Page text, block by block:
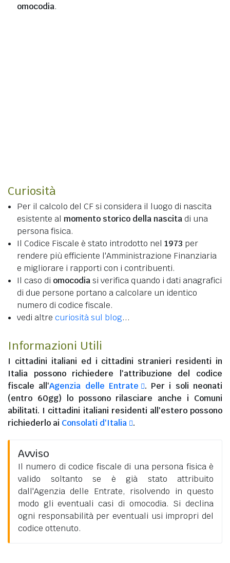
omocodia.
Curiosità
Per il calcolo del CF si considera il luogo di nascita
esistente al momento storico della nascitadi una
persona fisica.
Il Codice Fiscale è stato introdotto nel 1973 per
rendere più efficiente l'Amministrazione Finanziaria
e migliorare i rapporti con i contribuenti.
Il caso di omocodiasi verifica quando i dati anagrafici
di due persone portano a calcolare un identico
numero di codice fiscale.
vedi altre curiosità sul blog...
Informazioni Utili
I cittadini italiani ed i cittadini stranieri residenti in
Italia possono richiedere l'attribuzione del codice
fiscale all'Agenzia delle Entrate
. Per i soli neonati
(entro 60gg) lo possono rilasciare anche i Comuni
abilitati. I cittadini italiani residenti all'esteropossono
richiederlo ai Consolati d'Italia .
Avviso
Il numero di codice fiscale di una persona fisica è
valido soltanto se è già stato attribuito
dall'Agenzia delle Entrate, risolvendo in questo
modo gli eventuali casi di omocodia. Si declina
ogni responsabilità per eventuali usi impropri del
codice ottenuto.